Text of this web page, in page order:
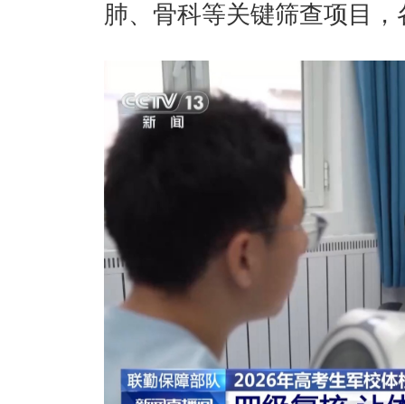
肺、骨科等关键筛查项目